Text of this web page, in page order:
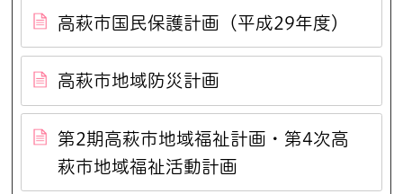
高萩市国民保護計画（平成29年度）
高萩市地域防災計画
第2期高萩市地域福祉計画・第4次高
萩市地域福祉活動計画